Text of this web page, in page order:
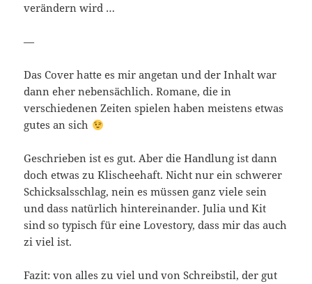
verändern wird …
—
Das Cover hatte es mir angetan und der Inhalt war
dann eher nebensächlich. Romane, die in
verschiedenen Zeiten spielen haben meistens etwas
gutes an sich
Geschrieben ist es gut. Aber die Handlung ist dann
doch etwas zu Klischeehaft. Nicht nur ein schwerer
Schicksalsschlag, nein es müssen ganz viele sein
und dass natürlich hintereinander. Julia und Kit
sind so typisch für eine Lovestory, dass mir das auch
zi viel ist.
Fazit: von alles zu viel und von Schreibstil, der gut